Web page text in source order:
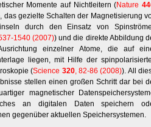
Momente auf Nichtleitern (Nature
das gezielte Schalten der Magnetisierung
durch den Einsatz von
1540 (2007)) und die direkte Abbildung
einzelner Atome, die auf
liegen, mit Hilfe der
(Science 320, 82-86 (2008)). All
stellen einen großen Schritt dar bei
magnetischer
an digitalen Daten speichern
gegenüber aktuellen Speichersystemen.